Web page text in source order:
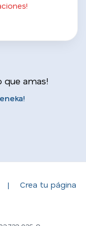
que amas!
|
Crea tu página